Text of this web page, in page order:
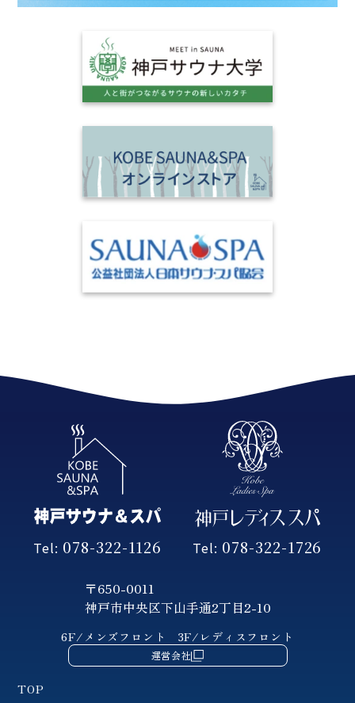
Tel: 078-322-1126 Tel: 078-322-1726
〒650-0011
神戸市中央区下山手通2丁目2-10
6F/メンズフロント 3F/レディスフロント
運営会社
TOP